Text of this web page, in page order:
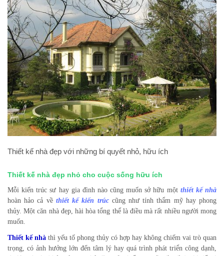
Thiết kế nhà đẹp với những bí quyết nhỏ, hữu ích
Thiết kế nhà đẹp nhỏ cho cuộc sống hữu ích
Mỗi kiến trúc sư hay gia đình nào cũng muốn sở hữu một thiết kế nhà
hoàn hảo cả về thiết kế kiến trúccũng như tính thẩm mỹ hay phong
thủy. Một căn nhà đẹp, hài hòa tổng thể là điều mà rất nhiều người mong
muốn.
Thiết kế nhà thì yếu tố phong thủy có hợp hay không chiếm vai trò quan
trọng, có ảnh hưởng lớn đến tâm lý hay quá trình phát triển công dạnh,